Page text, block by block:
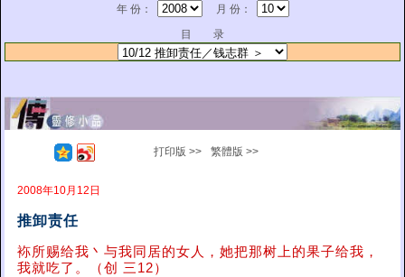
年 份：
月 份：
目 录
打印版 >> 繁體版 >>
2008年10月12日
推卸责任
袮所赐给我丶与我同居的女人，她把那树上的果子给我，
我就吃了。（创 三12）